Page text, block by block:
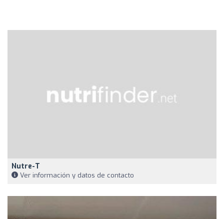
Nutre-T
Ver información y datos de contacto